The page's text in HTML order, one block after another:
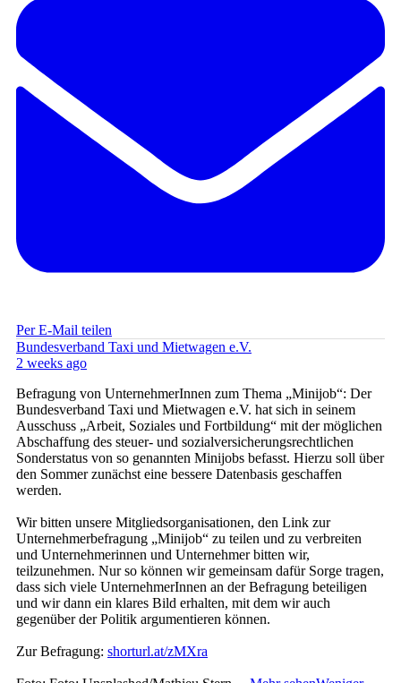
Per E-Mail teilen
Bundesverband Taxi und Mietwagen e.V.
2 weeks ago
Befragung von UnternehmerInnen zum Thema „Minijob“: Der
Bundesverband Taxi und Mietwagen e.V. hat sich in seinem
Ausschuss „Arbeit, Soziales und Fortbildung“ mit der möglichen
Abschaffung des steuer- und sozialversicherungsrechtlichen
Sonderstatus von so genannten Minijobs befasst. Hierzu soll über
den Sommer zunächst eine bessere Datenbasis geschaffen
werden.
Wir bitten unsere Mitgliedsorganisationen, den Link zur
Unternehmerbefragung „Minijob“ zu teilen und zu verbreiten
und Unternehmerinnen und Unternehmer bitten wir,
teilzunehmen. Nur so können wir gemeinsam dafür Sorge tragen,
dass sich viele UnternehmerInnen an der Befragung beteiligen
und wir dann ein klares Bild erhalten, mit dem wir auch
gegenüber der Politik argumentieren können.
Zur Befragung: shorturl.at/zMXra